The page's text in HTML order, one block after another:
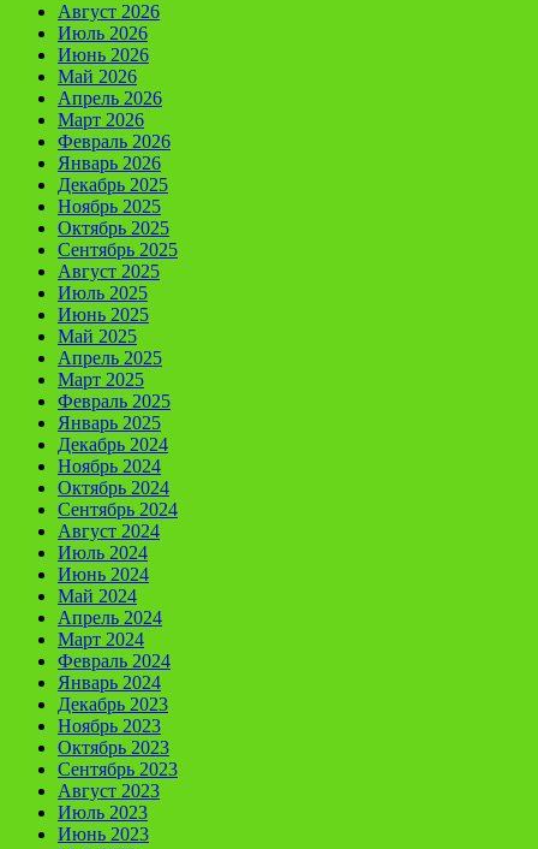
Август 2026
Июль 2026
Июнь 2026
Май 2026
Апрель 2026
Март 2026
Февраль 2026
Январь 2026
Декабрь 2025
Ноябрь 2025
Октябрь 2025
Сентябрь 2025
Август 2025
Июль 2025
Июнь 2025
Май 2025
Апрель 2025
Март 2025
Февраль 2025
Январь 2025
Декабрь 2024
Ноябрь 2024
Октябрь 2024
Сентябрь 2024
Август 2024
Июль 2024
Июнь 2024
Май 2024
Апрель 2024
Март 2024
Февраль 2024
Январь 2024
Декабрь 2023
Ноябрь 2023
Октябрь 2023
Сентябрь 2023
Август 2023
Июль 2023
Июнь 2023